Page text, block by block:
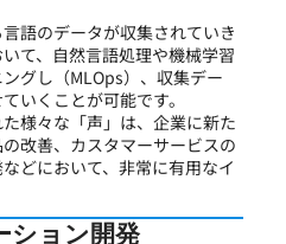
語のデータが収集されていき
て、自然言語処理や機械学習
グし（MLOps）、収集デー
いくことが可能です。
様々な「声」は、企業に新た
改善、カスタマーサービスの
どにおいて、非常に有用なイ
ション開発